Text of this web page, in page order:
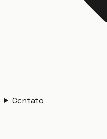
Contato